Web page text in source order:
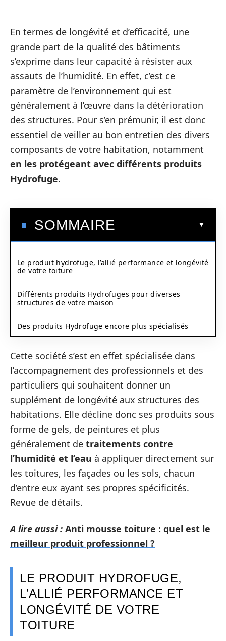
En termes de longévité et d’efficacité, une
grande part de la qualité des bâtiments
s’exprime dans leur capacité à résister aux
assauts de l’humidité. En effet, c’est ce
paramètre de l’environnement qui est
généralement à l’œuvre dans la détérioration
des structures. Pour s’en prémunir, il est donc
essentiel de veiller au bon entretien des divers
composants de votre habitation, notamment
en les protégeant avec différents produits
Hydrofuge.
SOMMAIRE
Le produit hydrofuge, l’allié performance et longévité
de votre toiture
Différents produits Hydrofuges pour diverses
structures de votre maison
Des produits Hydrofuge encore plus spécialisés
Cette société s’est en effet spécialisée dans
l’accompagnement des professionnels et des
particuliers qui souhaitent donner un
supplément de longévité aux structures des
habitations. Elle décline donc ses produits sous
forme de gels, de peintures et plus
généralement de traitements contre
l’humidité et l’eau à appliquer directement sur
les toitures, les façades ou les sols, chacun
d’entre eux ayant ses propres spécificités.
Revue de détails.
A lire aussi : Anti mousse toiture : quel est le
meilleur produit professionnel ?
LE PRODUIT HYDROFUGE,
L’ALLIÉ PERFORMANCE ET
LONGÉVITÉ DE VOTRE
TOITURE